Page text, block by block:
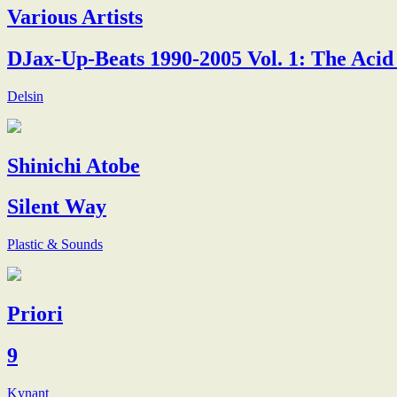
Various Artists
DJax-Up-Beats 1990-2005 Vol. 1: The
Delsin
Shinichi Atobe
Silent Way
Plastic & Sounds
Priori
9
Kynant